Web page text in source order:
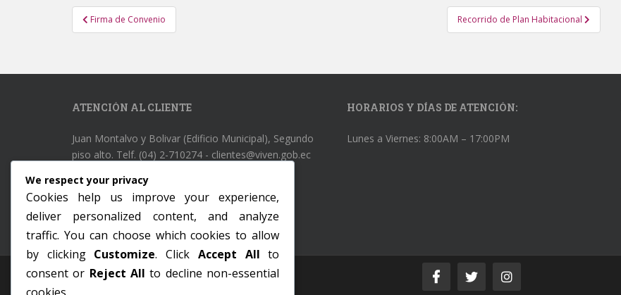
Navegación
de
Firma de Convenio Recorrido de Plan Habitacional
ATENCIÓN AL CLIENTE
Juan Montalvo y Bolivar (Edificio Municipal), Segundo
piso alto. Telf. (04) 2-710274 - clientes@viven.gob.ec
HORARIOS Y DÍAS DE ATENCIÓN:
Lunes a Viernes: 8:00AM – 17:00PM
We respect your privacy
Cookies help us improve your experience,
deliver personalized content, and analyze
traffic. You can choose which cookies to allow
by clicking Customize. Click Accept All to
consent or Reject All to decline non-essential